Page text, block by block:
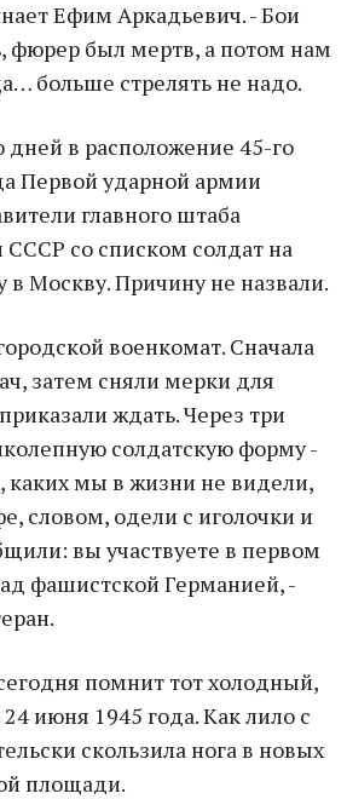
Ефим Аркадьевич. - Бои
фюрер был мертв, а потом нам
больше стрелять не надо.
дней в расположение 45-го
Первой ударной армии
главного штаба
со списком солдат на
в Москву. Причину не назвали.
военкомат. Сначала
затем сняли мерки для
ждать. Через три
солдатскую форму -
каких мы в жизни не видели,
словом, одели с иголочки и
вы участвуете в первом
фашистской Германией, -
помнит тот холодный,
июня 1945 года. Как лило с
скользила нога в новых
площади.